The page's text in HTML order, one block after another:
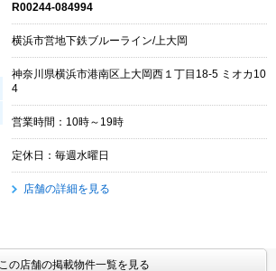
R00244-084994
横浜市営地下鉄ブルーライン/上大岡
神奈川県横浜市港南区上大岡西１丁目18-5 ミオカ10
4
営業時間：10時～19時
定休日：毎週水曜日
店舗の詳細を見る
この店舗の掲載物件一覧を見る